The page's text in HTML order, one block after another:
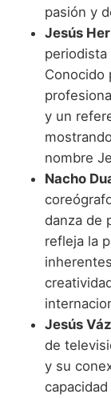
pasión y
Jesús
Conocido
y un
nombre
Nacho
danza de
refleja la
Jesús
de
y su